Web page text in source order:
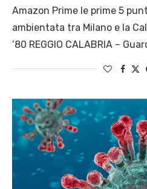
Amazon Prime le prime 5
ambientata tra Milano e la
’80 REGGIO CALABRIA –